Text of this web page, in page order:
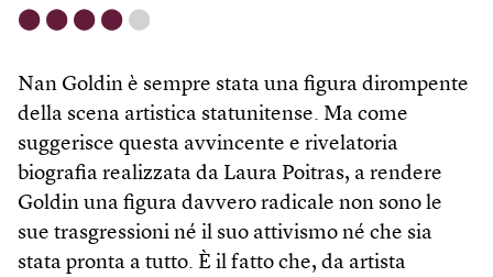
⬤ ⬤ ⬤ ⬤ ⬤
Nan Goldin è sempre stata una figura dirompente
della scena artistica statunitense. Ma come
suggerisce questa avvincente e rivelatoria
biografia realizzata da Laura Poitras, a rendere
Goldin una figura davvero radicale non sono le
sue trasgressioni né il suo attivismo né che sia
stata pronta a tutto. È il fatto che, da artista